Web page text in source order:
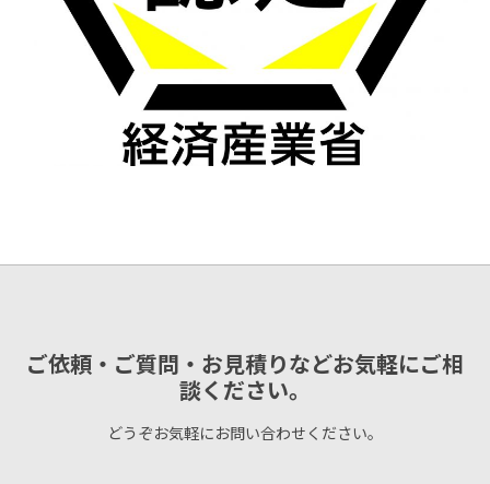
ご依頼・ご質問・お見積りなどお気軽にご相
談ください。
どうぞお気軽にお問い合わせください。